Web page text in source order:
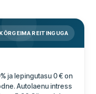
KÕRGEIMA REITINGUGA
ja lepingutasu 0 € on
Autolaenu intress